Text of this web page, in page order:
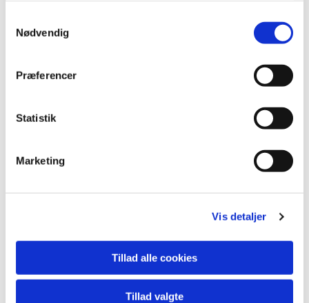
Nødvendig
Præferencer
Statistik
Marketing
Vis detaljer
Tillad alle cookies
Tillad valgte